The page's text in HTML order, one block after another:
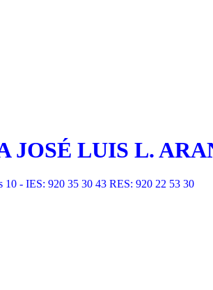
JOSÉ LUIS L.
10 - IES: 920 35 30 43 RES: 920 22 53 30